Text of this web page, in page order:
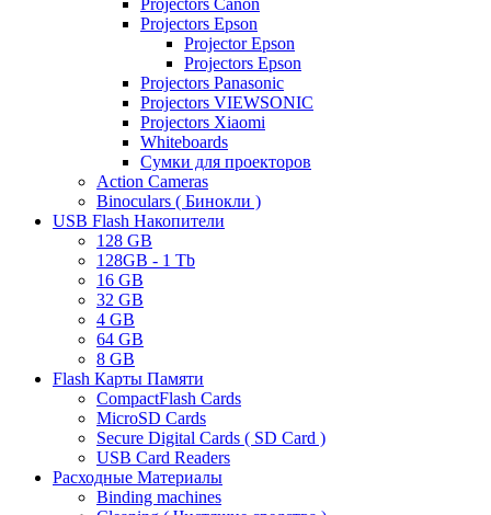
Projectors Canon
Projectors Epson
Projector Epson
Projectors Epson
Projectors Panasonic
Projectors VIEWSONIC
Projectors Xiaomi
Whiteboards
Сумки для проекторов
Action Cameras
Binoculars ( Бинокли )
USB Flash Накопители
128 GB
128GB - 1 Tb
16 GB
32 GB
4 GB
64 GB
8 GB
Flash Карты Памяти
CompactFlash Cards
MicroSD Cards
Secure Digital Cards ( SD Card )
USB Card Readers
Расходные Материалы
Binding machines